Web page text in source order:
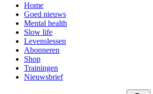
Home
Goed nieuws
Mental health
Slow life
Levenslessen
Abonneren
Shop
Trainingen
Nieuwsbrief